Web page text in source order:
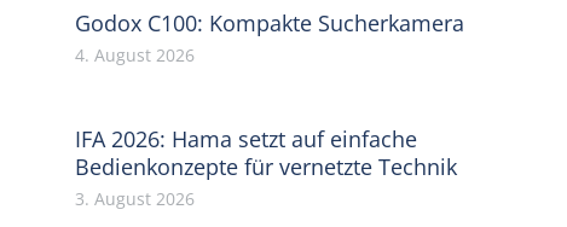
Godox C100: Kompakte Sucherkamera
4. August 2026
IFA 2026: Hama setzt auf einfache
Bedienkonzepte für vernetzte Technik
3. August 2026